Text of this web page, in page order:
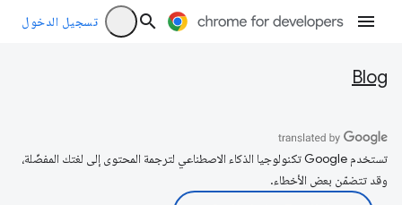
تسجيل الدخول
Blog
تستخدم Google تكنولوجيا الذكاء الاصطناعي لترجمة المحتوى إلى لغتك المفضّلة،
وقد تتضمّن بعض الأخطاء.